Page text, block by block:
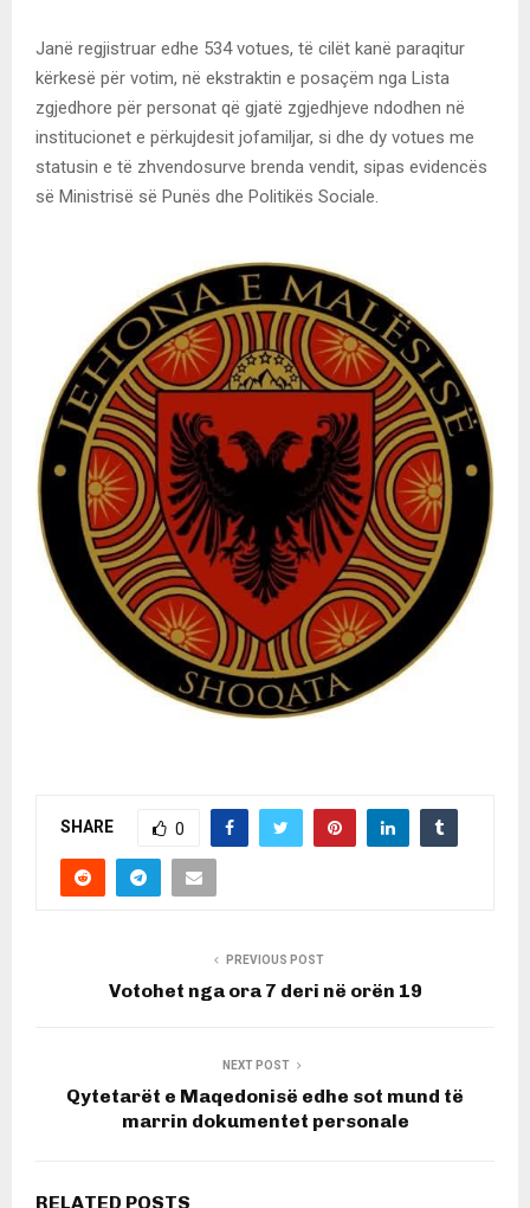
Janë regjistruar edhe 534 votues, të cilët kanë paraqitur
kërkesë për votim, në ekstraktin e posaçëm nga Lista
zgjedhore për personat që gjatë zgjedhjeve ndodhen në
institucionet e përkujdesit jofamiljar, si dhe dy votues me
statusin e të zhvendosurve brenda vendit, sipas evidencës
së Ministrisë së Punës dhe Politikës Sociale.
SHARE 0
PREVIOUS POST
Votohet nga ora 7 deri në orën 19
NEXT POST
Qytetarët e Maqedonisë edhe sot mund të
marrin dokumentet personale
RELATED POSTS